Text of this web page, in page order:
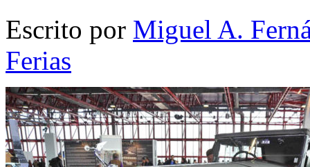
Escrito por Miguel A.
Ferias